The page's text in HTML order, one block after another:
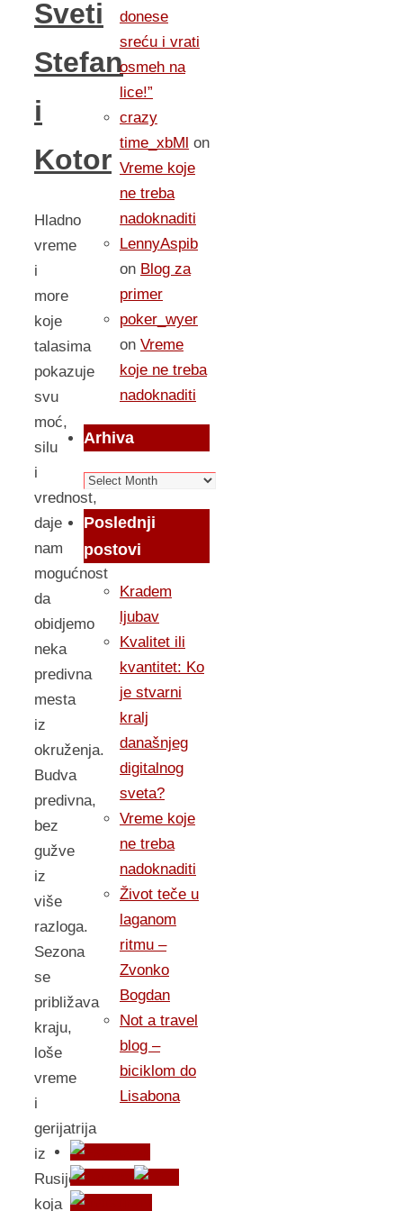
Sveti
Stefan
i
Kotor
Hladno
vreme
i
more
koje
talasima
pokazuje
svu
moć,
silu
i
vrednost,
daje
nam
mogućnost
da
obidjemo
neka
predivna
mesta
iz
okruženja.
Budva
predivna,
bez
gužve
iz
više
razloga.
Sezona
se
približava
kraju,
loše
vreme
i
gerijatrija
iz
Rusije
koja
donese
sreću i vrati
osmeh na
lice!”
crazy
time_xbMl on
Vreme koje
ne treba
nadoknaditi
LennyAspib
on Blog za
primer
poker_wyer
on Vreme
koje ne treba
nadoknaditi
Arhiva
Arhiva
Poslednji
postovi
Kradem
ljubav
Kvalitet ili
kvantitet: Ko
je stvarni
kralj
današnjeg
digitalnog
sveta?
Vreme koje
ne treba
nadoknaditi
Život teče u
laganom
ritmu –
Zvonko
Bogdan
Not a travel
blog –
biciklom do
Lisabona